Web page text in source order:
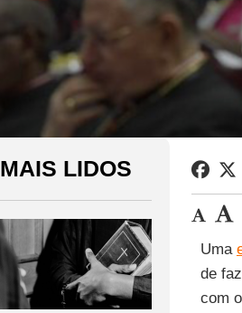
MAIS LIDOS
Uma
de
com